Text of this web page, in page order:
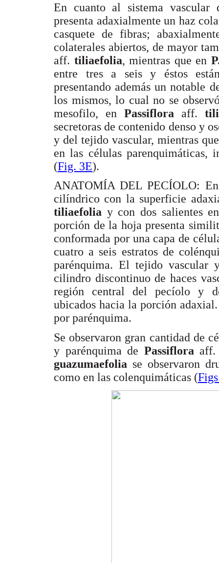
En cuanto al sistema vascular
presenta adaxialmente un haz
casquete de fibras;
colaterales abiertos, de mayor
aff. tiliaefolia, mientras que en
entre tres a seis y éstos
presentando además un notable
los mismos, lo cual no se
mesofilo, en Passiflora aff.
secretoras de contenido denso y
y del tejido vascular, mientras
en las células parenquimáticas,
(Fig. 3E).
ANATOMÍA DEL PECÍOLO: En
cilíndrico con la superficie
tiliaefolia y con dos salientes
porción de la hoja presenta
conformada por una capa de
cuatro a seis estratos de
parénquima. El tejido vascular
cilindro discontinuo de haces
región central del pecíolo y
ubicados hacia la porción
por parénquima.
Se observaron gran cantidad de
y parénquima de Passiflora
guazumaefolia se observaron
como en las colenquimáticas (